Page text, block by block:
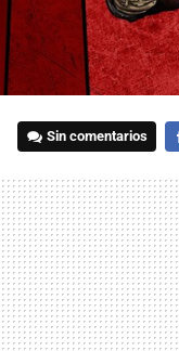
Sin comentarios